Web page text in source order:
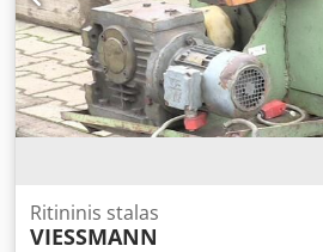
Ritininis stalas
VIESSMANN